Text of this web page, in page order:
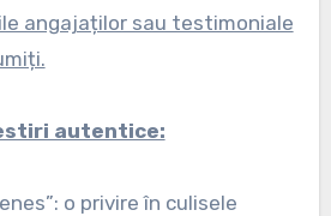
angajaților sau testimoniale
autentice:
o privire în culisele